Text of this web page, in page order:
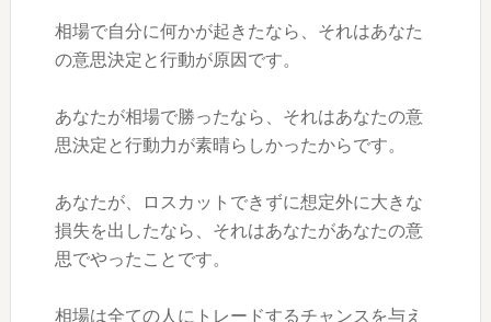
相場で自分に何かが起きたなら、それはあなた
の意思決定と行動が原因です。
あなたが相場で勝ったなら、それはあなたの意
思決定と行動力が素晴らしかったからです。
あなたが、ロスカットできずに想定外に大きな
損失を出したなら、それはあなたがあなたの意
思でやったことです。
相場は全ての人にトレードするチャンスを与え